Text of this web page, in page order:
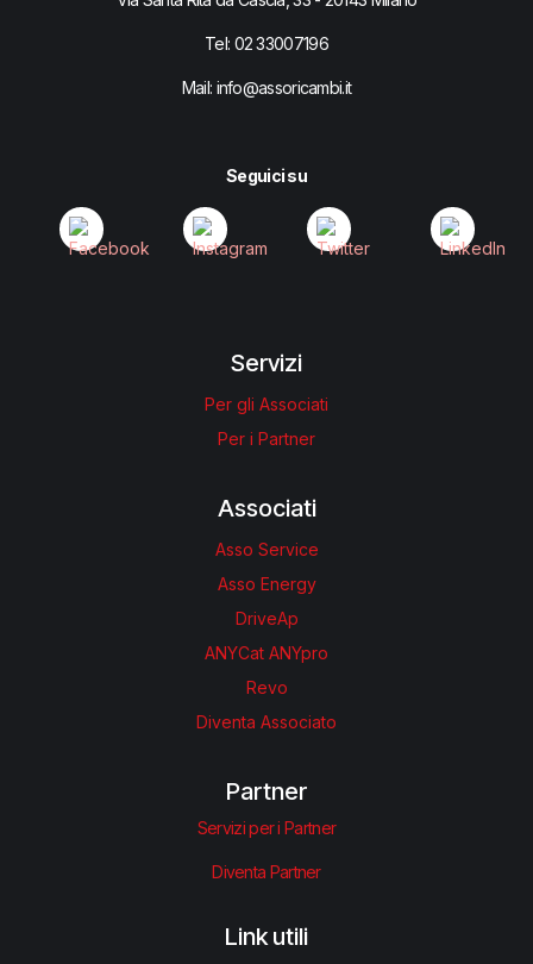
Tel: 02 33007​196
Mail: info@assoricambi.it
Seguici su
Servizi
Per gli Associati
Per i Partner
Associati
Asso Service
Asso Energy
DriveAp
ANYCat ANYpro
Revo
Diventa Associato
Partner
Servizi per i Partner
Diventa Partner
Link utili